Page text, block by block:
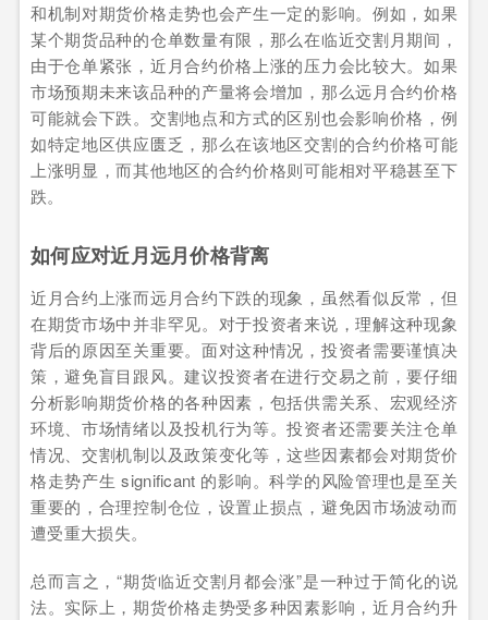
和机制对期货价格走势也会产生一定的影响。例如，如果
某个期货品种的仓单数量有限，那么在临近交割月期间，
由于仓单紧张，近月合约价格上涨的压力会比较大。如果
市场预期未来该品种的产量将会增加，那么远月合约价格
可能就会下跌。交割地点和方式的区别也会影响价格，例
如特定地区供应匮乏，那么在该地区交割的合约价格可能
上涨明显，而其他地区的合约价格则可能相对平稳甚至下
跌。
如何应对近月远月价格背离
近月合约上涨而远月合约下跌的现象，虽然看似反常，但
在期货市场中并非罕见。对于投资者来说，理解这种现象
背后的原因至关重要。面对这种情况，投资者需要谨慎决
策，避免盲目跟风。建议投资者在进行交易之前，要仔细
分析影响期货价格的各种因素，包括供需关系、宏观经济
环境、市场情绪以及投机行为等。投资者还需要关注仓单
情况、交割机制以及政策变化等，这些因素都会对期货价
格走势产生 significant 的影响。科学的风险管理也是至关
重要的，合理控制仓位，设置止损点，避免因市场波动而
遭受重大损失。
总而言之，“期货临近交割月都会涨”是一种过于简化的说
法。实际上，期货价格走势受多种因素影响，近月合约升